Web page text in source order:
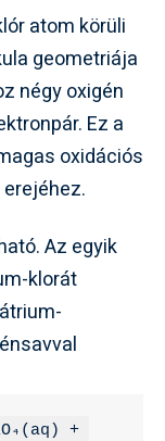
atom körüli
geometriája
négy oxigén
Ez a
oxidációs
Az egyik
klorát
+